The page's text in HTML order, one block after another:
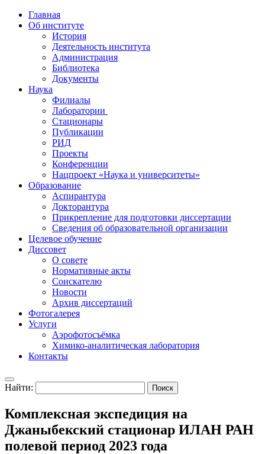
Главная
Об институте
История
Деятельность института
Администрация
Библиотека
Документы
Наука
Филиалы
Лаборатории
Стационары
Публикации
РИД
Проекты
Конференции
Нацпроект «Наука и университеты»
Образование
Аспирантура
Докторантура
Прикрепление для подготовки диссертации
Сведения об образовательной организации
Целевое обучение
Диссовет
О совете
Нормативные акты
Соискателю
Новости
Архив диссертаций
Фотогалерея
Услуги
Аэрофотосъёмка
Химико-аналитическая лаборатория
Контакты
Найти:
Комплексная экспедиция на
Джаныбекский стационар ИЛАН РАН
полевой период 2023 года